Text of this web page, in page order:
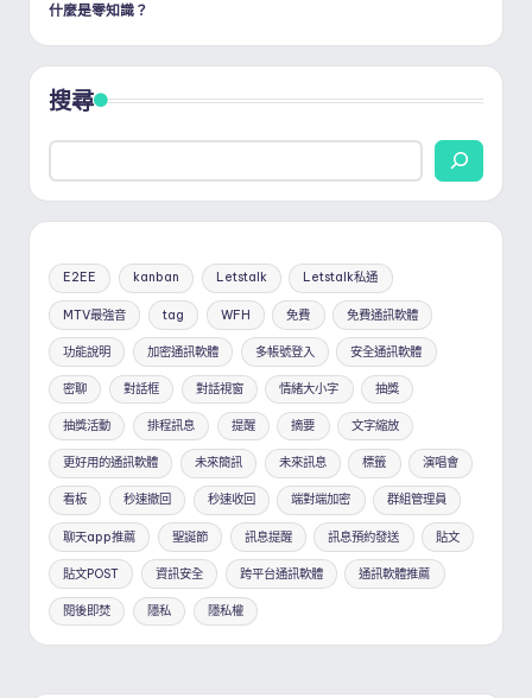
什麼是零知識？
搜尋
E2EE kanban Letstalk Letstalk私通
MTV最強音 tag WFH 免費 免費通訊軟體
功能說明 加密通訊軟體 多帳號登入 安全通訊軟體
密聊 對話框 對話視窗 情緒大小字 抽獎
抽獎活動 排程訊息 提醒 摘要 文字縮放
更好用的通訊軟體 未來簡訊 未來訊息 標籤 演唱會
看板 秒速撤回 秒速收回 端對端加密 群組管理員
聊天app推薦 聖誕節 訊息提醒 訊息預約發送 貼文
貼文POST 資訊安全 跨平台通訊軟體 通訊軟體推薦
閱後即焚 隱私 隱私權